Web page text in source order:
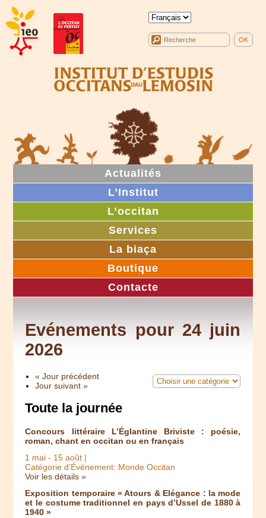
Actualités
L’Institut
L’occitan
Services
La biaça
Boutique
Contacte
Evénements pour 24 juin
2026
« Jour précédent
Jour suivant »
Toute la journée
Concours littéraire L’Églantine Briviste : poésie,
roman, chant en occitan ou en français
1 mai - 15 août |
Catégorie d’Évènement: Monde Occitan
Voir les détails »
Exposition temporaire « Atours & Elégance : la mode
et le costume traditionnel en pays d’Ussel de 1880 à
1940 »